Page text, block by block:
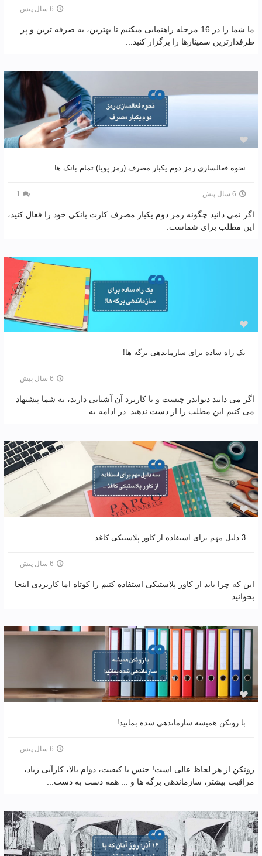
6 سال پیش
ما شما را در 16 مرحله راهنمایی میکنیم تا بهترین، به صرفه ترین و پر
طرفدارترین سمینارها را برگزار کنید...
نحوه فعالسازی رمز دوم یکبار مصرف (رمز پویا) تمام بانک ها
1 6 سال پیش
اگر نمی دانید چگونه رمز دوم یکبار مصرف کارت بانکی خود را فعال کنید،
این مطلب برای شماست.
یک راه ساده برای سازماندهی برگه ها!
6 سال پیش
اگر می دانید دیوایدر چیست و با کاربرد آن آشنایی دارید، به شما پیشنهاد
می کنیم این مطلب را از دست ندهید. در ادامه به...
3 دلیل مهم برای استفاده از کاور پلاستیکی کاغذ...
6 سال پیش
این که چرا باید از کاور پلاستیکی استفاده کنیم را کوتاه اما کاربردی اینجا
بخوانید.
با زونکن همیشه سازماندهی شده بمانید!
6 سال پیش
زونکن از هر لحاظ عالی است! جنس با کیفیت، دوام بالا، کارآیی زیاد،
مراقبت بیشتر، سازماندهی برگه ها و ... همه دست به دست...